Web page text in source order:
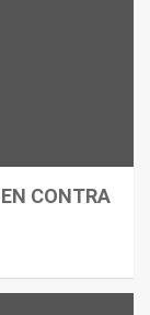
CONTRA